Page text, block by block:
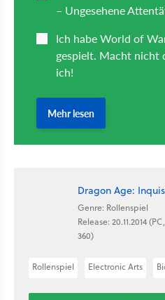
Dragon Age:
Genre: Rollenspiel
Release: 20.11.2014
360)
Rollenspiel Electronic Arts